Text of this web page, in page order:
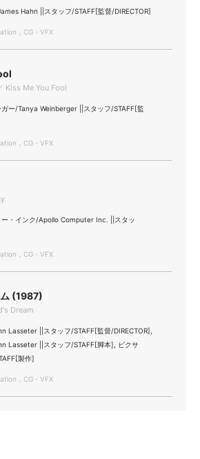
Hahn ||スタッフ/STAFF[監督/DIRECTOR]
，CG・VFX
Kiss Me You Fool
ガー/Tanya Weinberger ||スタッフ/STAFF[監
，CG・VFX
ー・インク/Apollo Computer Inc. ||スタッ
，CG・VFX
(1987)
Dream
Lasseter ||スタッフ/STAFF[監督/DIRECTOR],
Lasseter ||スタッフ/STAFF[脚本], ピクサ
製作]
，CG・VFX